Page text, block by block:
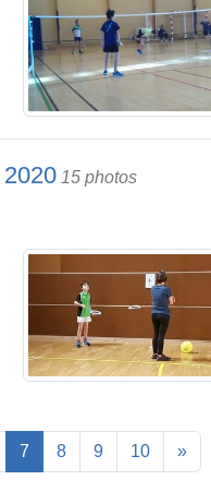
15 photos
7 8 9 10 »